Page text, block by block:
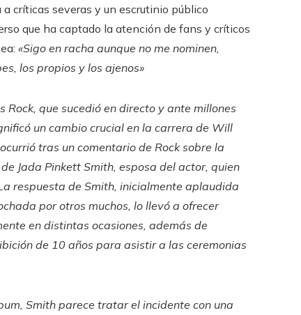
críticas severas y un escrutinio público
que ha captado la atención de fans y críticos
«Sigo en racha aunque no me nominen,
los propios y los ajenos»
Rock, que sucedió en directo y ante millones
un cambio crucial en la carrera de Will
tras un comentario de Rock sobre la
Jada Pinkett Smith, esposa del actor, quien
respuesta de Smith, inicialmente aplaudida
por otros muchos, lo llevó a ofrecer
en distintas ocasiones, además de
de 10 años para asistir a las ceremonias
Smith parece tratar el incidente con una